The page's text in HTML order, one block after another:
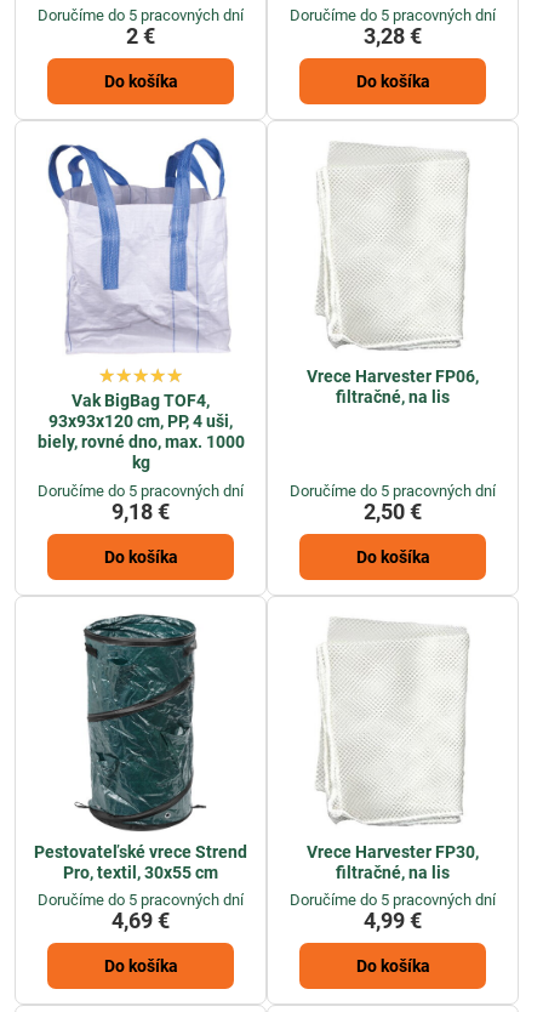
Doručíme do 5 pracovných dní
2 €
Do košíka
Doručíme do 5 pracovných dní
3,28 €
Do košíka
Vak BigBag TOF4,
93x93x120 cm, PP, 4 uši,
biely, rovné dno, max. 1000
kg
Doručíme do 5 pracovných dní
9,18 €
Do košíka
Vrece Harvester FP06,
filtračné, na lis
Doručíme do 5 pracovných dní
2,50 €
Do košíka
Pestovateľské vrece Strend
Pro, textil, 30x55 cm
Doručíme do 5 pracovných dní
4,69 €
Do košíka
Vrece Harvester FP30,
filtračné, na lis
Doručíme do 5 pracovných dní
4,99 €
Do košíka